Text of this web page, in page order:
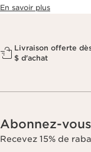
En savoir plus
Livraison offerte
$ d'achat
Abonnez-
Recevez 15% de